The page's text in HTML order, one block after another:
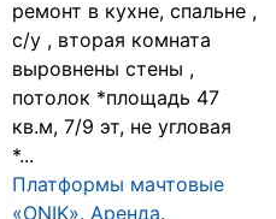
ремонт в кухне, спальне ,
с/у , вторая комната
выровнены стены ,
потолок *площадь 47
кв.м, 7/9 эт, не угловая
*...
Платформы мачтовые
«ONIK». Аренда.